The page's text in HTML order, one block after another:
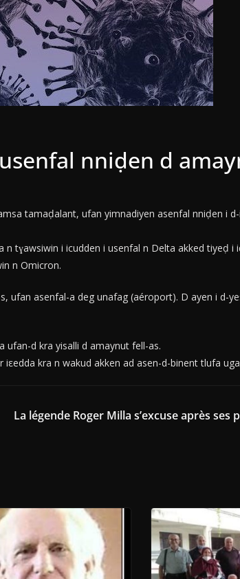
nniḍen d
tamaḍalant, ufan yimnadiyen asenfal nniḍen i
tɣawsiwin i icudden i usenfal n Delta akked tiyeḍ i
n Omicron.
asenfal-a deg unafag (aéroport). D ayen i d-
ufan-d kra yisalli d amaynut fell-as.
kra n wakud akken ad asen-d-binent tlufa
La légende Roger Milla s’excuse après